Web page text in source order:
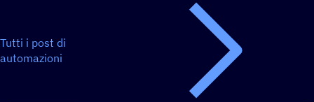
Tutti i post di
automazioni